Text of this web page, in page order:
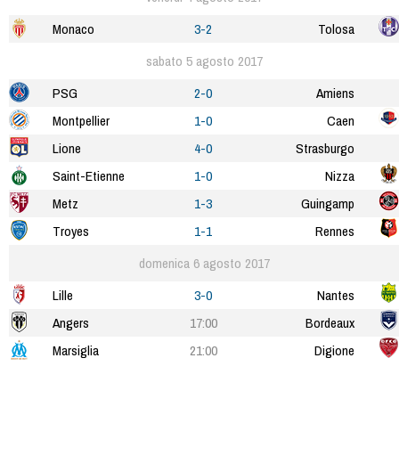
Monaco
3-2
Tolosa
sabato 5 agosto 2017
PSG
2-0
Amiens
Montpellier
1-0
Caen
Lione
4-0
Strasburgo
Saint-Etienne
1-0
Nizza
Metz
1-3
Guingamp
Troyes
1-1
Rennes
domenica 6 agosto 2017
Lille
3-0
Nantes
Angers
17:00
Bordeaux
Marsiglia
21:00 Digione